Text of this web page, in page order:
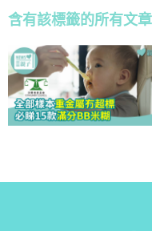
含有該標籤的所有文章